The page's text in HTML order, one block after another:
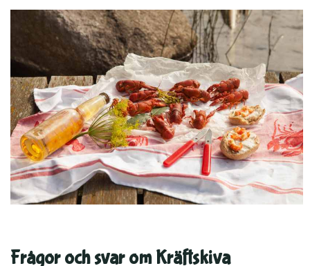
Frågor och svar om Kräftskiva